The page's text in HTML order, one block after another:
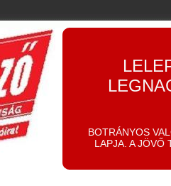
BOTRÁNYOS
LAPJA. A JÖVŐ